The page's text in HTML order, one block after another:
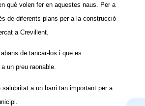
què volen fer en aquestes naus. Per a
de diferents plans per a la construcció
a Crevillent.
de tancar-los i que es
un preu raonable.
a un barri tan important per a